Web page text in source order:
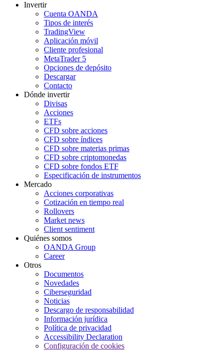
Invertir
Cuenta OANDA
Tipos de interés
TradingView
Aplicación móvil
Cliente profesional
MetaTrader 5
Opciones de depósito
Descargar
Contacto
Dónde invertir
Divisas
Acciones
ETFs
CFD sobre acciones
CFD sobre índices
CFD sobre materias primas
CFD sobre criptomonedas
CFD sobre fondos ETF
Especificación de instrumentos
Mercado
Acciones corporativas
Cotización en tiempo real
Rollovers
Market news
Client sentiment
Quiénes somos
OANDA Group
Career
Otros
Documentos
Novedades
Ciberseguridad
Noticias
Descargo de responsabilidad
Información jurídica
Política de privacidad
Accessibility Declaration
Configuración de cookies